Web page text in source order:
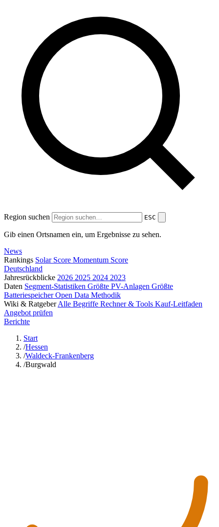
Region suchen ESC
Gib einen Ortsnamen ein, um Ergebnisse zu sehen.
News
Rankings Solar Score Momentum Score
Deutschland
Jahresrückblicke 2026 2025 2024 2023
Daten Segment-Statistiken Größte PV-Anlagen Größte
BatteriespeicherOpen Data Methodik
Wiki & Ratgeber Alle Begriffe Rechner & Tools Kauf-Leitfaden
Angebot prüfen
Berichte
Start
/Hessen
/Waldeck-Frankenberg
/Burgwald